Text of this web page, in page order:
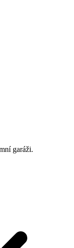
garáži.